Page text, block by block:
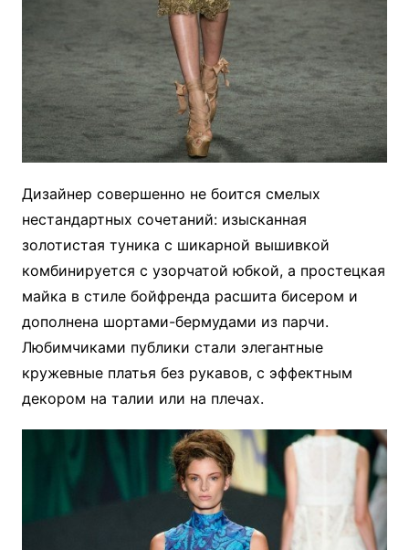
Дизайнер совершенно не боится смелых
нестандартных сочетаний: изысканная
золотистая туника с шикарной вышивкой
комбинируется с узорчатой юбкой, а простецкая
майка в стиле бойфренда расшита бисером и
дополнена шортами-бермудами из парчи.
Любимчиками публики стали элегантные
кружевные платья без рукавов, с эффектным
декором на талии или на плечах.